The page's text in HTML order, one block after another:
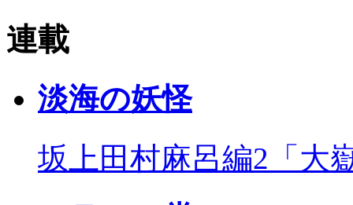
連載
淡海の妖怪
坂上田村麻呂編2「大